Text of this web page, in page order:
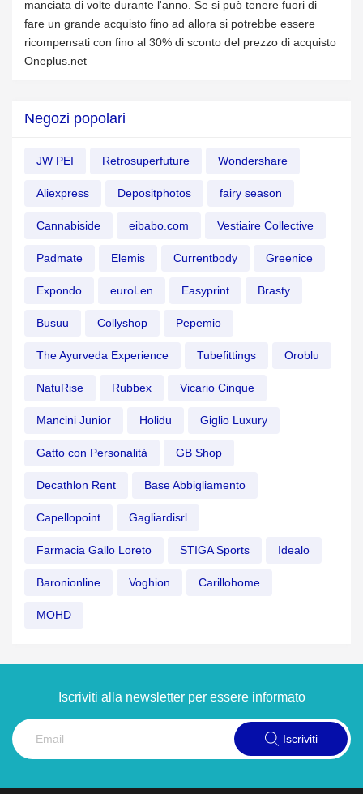
manciata di volte durante l'anno. Se si può tenere fuori di
fare un grande acquisto fino ad allora si potrebbe essere
ricompensati con fino al 30% di sconto del prezzo di acquisto
Oneplus.net
Negozi popolari
JW PEI Retrosuperfuture Wondershare
Aliexpress Depositphotos fairy season
Cannabiside eibabo.com Vestiaire Collective
Padmate Elemis Currentbody Greenice
Expondo euroLen Easyprint Brasty
Busuu Collyshop Pepemio
The Ayurveda Experience Tubefittings Oroblu
NatuRise Rubbex Vicario Cinque
Mancini Junior Holidu Giglio Luxury
Gatto con Personalità GB Shop
Decathlon Rent Base Abbigliamento
Capellopoint Gagliardisrl
Farmacia Gallo Loreto STIGA Sports Idealo
Baronionline Voghion Carillohome
MOHD
Iscriviti alla newsletter per essere informato
Iscriviti